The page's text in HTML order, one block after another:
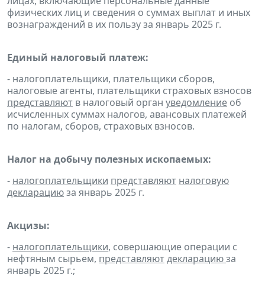
физических лиц и сведения о суммах выплат и иных
вознаграждений в их пользу за январь 2025 г.
Единый налоговый платеж:
- налогоплательщики, плательщики сборов,
налоговые агенты, плательщики страховых взносов
представляют в налоговый орган уведомление об
исчисленных суммах налогов, авансовых платежей
по налогам, сборов, страховых взносов.
Налог на добычу полезных ископаемых:
- налогоплательщики представляют налоговую
декларациюза январь 2025 г.
Акцизы:
- налогоплательщики, совершающие операции с
нефтяным сырьем, представляютдекларациюза
январь 2025 г.;